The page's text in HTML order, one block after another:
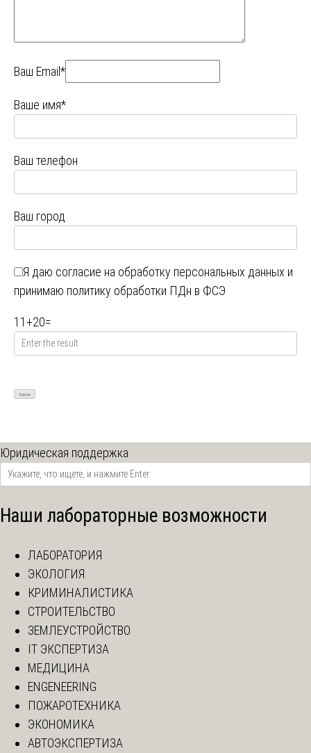
Ваш Email*
Ваше имя*
Ваш телефон
Ваш город
Я даю согласие на обработку персональных данных и
принимаю политику обработки ПДн в ФСЭ
11 +20=
Юридическая поддержка
Наши лабораторные возможности
ЛАБОРАТОРИЯ
ЭКОЛОГИЯ
КРИМИНАЛИСТИКА
СТРОИТЕЛЬСТВО
ЗЕМЛЕУСТРОЙСТВО
IT ЭКСПЕРТИЗА
МЕДИЦИНА
ENGENEERING
ПОЖАРОТЕХНИКА
ЭКОНОМИКА
АВТОЭКСПЕРТИЗА